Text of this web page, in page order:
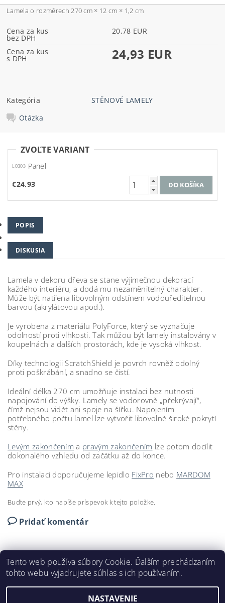
Lamela o rozměrech 270 cm × 12 cm × 1,2 cm
Cena za kus
bez DPH
20,78 EUR
Cena za kus
s DPH 24,93 EUR
Kategória
STĚNOVÉ LAMELY
Otázka
ZVOĽTE VARIANT
L0303 Panel
€24,93
POPIS
DISKUSIA
Lamela v dekoru dřeva se stane výjimečnou dekorací
každého interiéru, a dodá mu nezaměnitelný charakter.
Může být natřena libovolným odstínem vodouředitelnou
barvou (akrylátovou apod.).
Je vyrobena z materiálu PolyForce, který se vyznačuje
odolností proti vlhkosti. Tak můžou být lamely instalovány v
koupelnách a dalších prostorách, kde je vysoká vlhkost.
Díky technologii ScratchShield je povrch rovněž odolný
proti poškrábání, a snadno se čistí.
Ideální délka 270 cm umožňuje instalaci bez nutnosti
napojování do výšky. Lamely se vodorovně „překrývají“,
čímž nejsou vidět ani spoje na šířku. Napojením
potřebného počtu lamel lze vytvořit libovolně široké pokrytí
stěny.
Levým zakončením a pravým zakončením lze potom docílit
dokonalého vzhledu od začátku až do konce.
Pro instalaci doporučujeme lepidlo FixPro nebo MARDOM
MAX
Buďte prvý, kto napíše príspevok k tejto položke.
Pridať komentár
DEKORAČNÉ LIŠTY © 2024
Tento web používa súbory Cookie. Ďalším prechádzaním
tohto webu vyjadrujete súhlas s ich používaním.
NASTAVENIE